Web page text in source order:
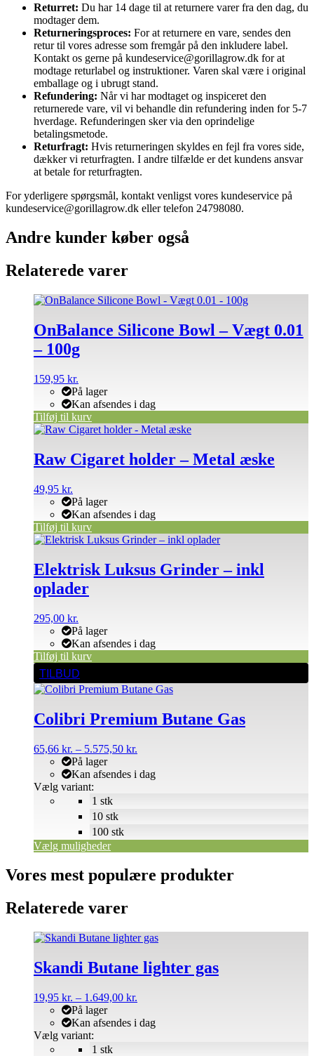
Returret: Du har 14 dage til at returnere varer fra den dag, du
modtager dem.
Returneringsproces: For at returnere en vare, sendes den
retur til vores adresse som fremgår på den inkludere label.
Kontakt os gerne på kundeservice@gorillagrow.dk for at
modtage returlabel og instruktioner. Varen skal være i original
emballage og i ubrugt stand.
Refundering: Når vi har modtaget og inspiceret den
returnerede vare, vil vi behandle din refundering inden for 5-7
hverdage. Refunderingen sker via den oprindelige
betalingsmetode.
Returfragt: Hvis returneringen skyldes en fejl fra vores side,
dækker vi returfragten. I andre tilfælde er det kundens ansvar
at betale for returfragten.
For yderligere spørgsmål, kontakt venligst vores kundeservice på
kundeservice@gorillagrow.dk eller telefon 24798080.
Andre kunder køber også
Relaterede varer
OnBalance Silicone Bowl – Vægt 0.01
– 100g
159,95 kr.
På lager
Kan afsendes i dag
Tilføj til kurv
Raw Cigaret holder – Metal æske
49,95 kr.
På lager
Kan afsendes i dag
Tilføj til kurv
Elektrisk Luksus Grinder – inkl
oplader
295,00 kr.
På lager
Kan afsendes i dag
Tilføj til kurv
TILBUD
Colibri Premium Butane Gas
65,66 kr. – 5.575,50 kr.
til
På lager
Kan afsendes i dag
Vælg variant:
Vælg muligheder
Dette
vare
har
varianter.
Mulighederne
kan
vælges
varesiden
1 stk
10 stk
100 stk
Vores mest populære produkter
Relaterede varer
Skandi Butane lighter gas
19,95 kr. – 1.649,00 kr.
til
På lager
Kan afsendes i dag
Vælg variant:
Dette
har
flere
Mulighederne
vælges
på
varesiden
1 stk